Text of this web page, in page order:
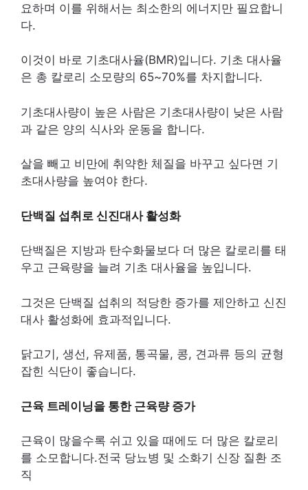
요하며 이를 위해서는 최소한의 에너지만 필요합니
다.
이것이 바로 기초대사율(BMR)입니다. 기초 대사율
은 총 칼로리 소모량의 65~70%를 차지합니다.
기초대사량이 높은 사람은 기초대사량이 낮은 사람
과 같은 양의 식사와 운동을 합니다.
살을 빼고 비만에 취약한 체질을 바꾸고 싶다면 기
초대사량을 높여야 한다.
단백질 섭취로 신진대사 활성화
단백질은 지방과 탄수화물보다 더 많은 칼로리를 태
우고 근육량을 늘려 기초 대사율을 높입니다.
그것은 단백질 섭취의 적당한 증가를 제안하고 신진
대사 활성화에 효과적입니다.
닭고기, 생선, 유제품, 통곡물, 콩, 견과류 등의 균형
잡힌 식단이 좋습니다.
근육 트레이닝을 통한 근육량 증가
근육이 많을수록 쉬고 있을 때에도 더 많은 칼로리
를 소모합니다.전국 당뇨병 및 소화기 신장 질환 조
직